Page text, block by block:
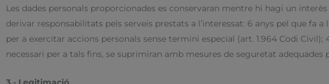
Les dades personals proporcionades es conservaran mentre hi hagi un
derivar responsabilitats pels serveis prestats a l’interessat: 6 anys pel que fa
per a exercitar accions personals sense termini especial (art. 1.964 Codi
necessari per a tals fins, se suprimiran amb mesures de seguretat